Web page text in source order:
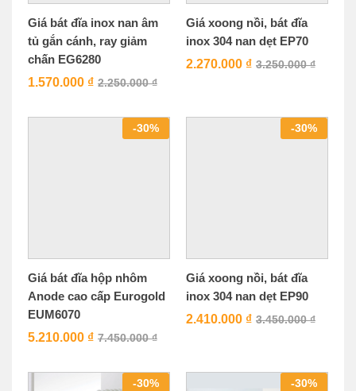
Giá bát đĩa inox nan âm
tủ gắn cánh, ray giảm
chấn EG6280
1.570.000 ₫ 2.250.000₫
Giá xoong nồi, bát đĩa
inox 304 nan dẹt EP70
2.270.000 ₫ 3.250.000₫
-30%
Giá bát đĩa hộp nhôm
Anode cao cấp Eurogold
EUM6070
5.210.000 ₫ 7.450.000₫
-30%
Giá xoong nồi, bát đĩa
inox 304 nan dẹt EP90
2.410.000 ₫ 3.450.000₫
-30% -30%